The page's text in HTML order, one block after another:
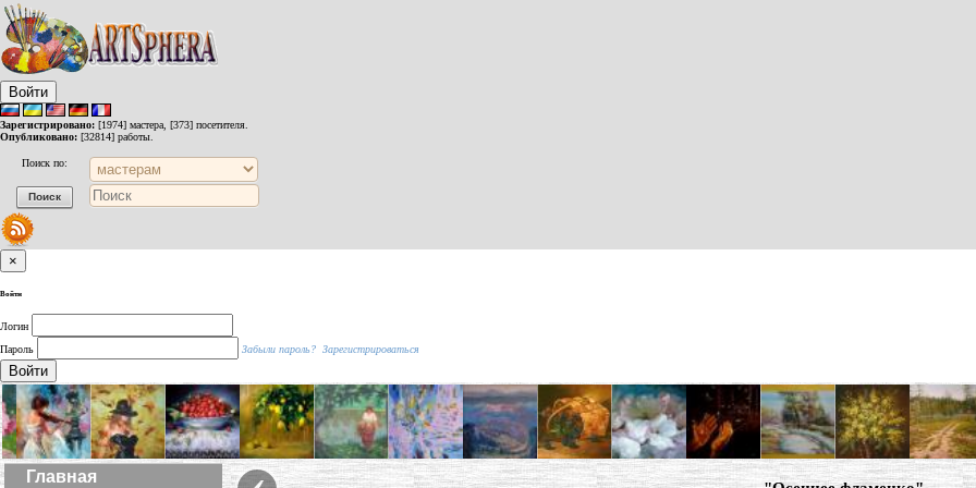
Войти
Зарегистрировано: [1974] мастера, [373] посетителя.
Опубликовано: [32814] работы.
Поиск по:
×
Войти
Логин
Пароль
Забыли пароль? Зарегистрироваться
Войти
Главная